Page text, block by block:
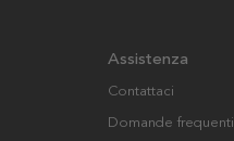
Assistenza
Contattaci
Domande frequenti